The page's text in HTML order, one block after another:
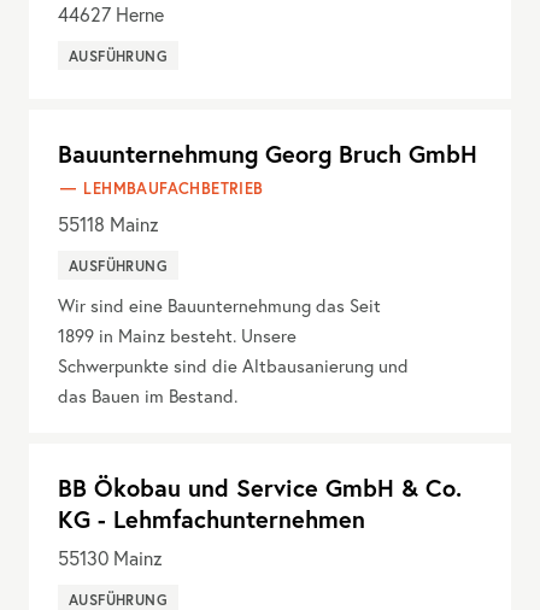
44627 Herne
AUSFÜHRUNG
Bauunternehmung Georg Bruch GmbH
LEHMBAUFACHBETRIEB
55118 Mainz
AUSFÜHRUNG
Wir sind eine Bauunternehmung das Seit
1899 in Mainz besteht. Unsere
Schwerpunkte sind die Altbausanierung und
das Bauen im Bestand.
BB Ökobau und Service GmbH & Co.
KG - Lehmfachunternehmen
55130 Mainz
AUSFÜHRUNG